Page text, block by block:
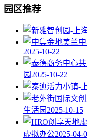
园区推荐
2025-10-22
园 2025-10-22
生活园 2025-10-15
虚拟办公2025-04-